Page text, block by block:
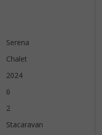
Serena
Chalet
2024
6
2
Stacaravan